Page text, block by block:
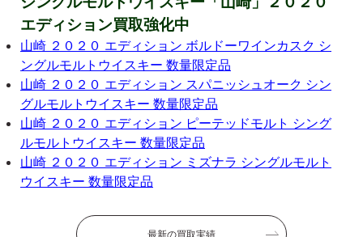
エディション買取強化中
山崎 ２０２０ エディション ボルドーワインカスク シ
ングルモルトウイスキー 数量限定品
山崎 ２０２０ エディション スパニッシュオーク シン
グルモルトウイスキー 数量限定品
山崎 ２０２０ エディション ピーテッドモルト シング
ルモルトウイスキー 数量限定品
山崎 ２０２０ エディション ミズナラ シングルモルト
ウイスキー 数量限定品
最新の買取実績